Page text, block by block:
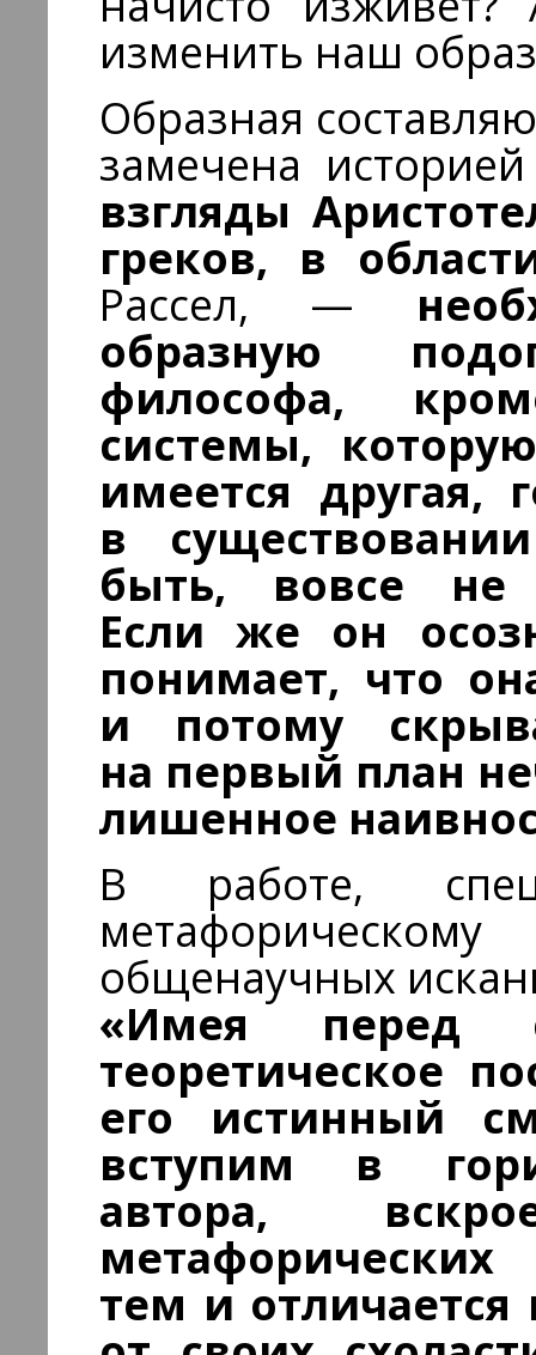
изменить наш
Образная
замечена
взгляды
греков, в
Рассел, —
образную
философа,
системы,
имеется другая,
в
быть, вовсе не
Если же он
понимает, что
и потому
на первый план
лишенное
В работе,
общенаучных
«Имея перед
теоретическое
его истинный
вступим в
автора,
тем и